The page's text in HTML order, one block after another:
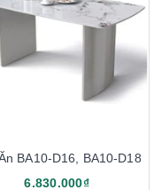
BA10-D16, BA10-D18
6.830.000₫